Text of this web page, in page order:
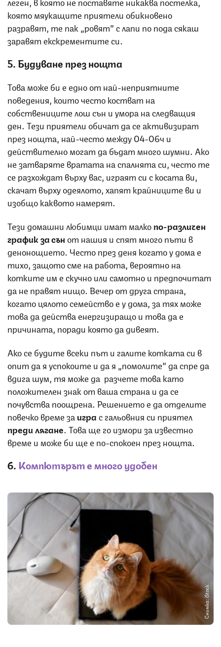
която мяукащите приятели обикновено
разравят, те пак „ровят” с лапи по пода сякаш
заравят екскрементите си.
5. Будуване през нощта
Това може би е едно от най-неприятните
поведения, които често костват на
собствениците лош сън и умора на следващия
ден. Тези приятели обичат да се активизират
през нощта, най-често между 04-06ч и
действително могат да бъдат много шумни. Ако
не затваряте вратата на спалнята си, често те
се разхождат върху вас, играят си с косата ви,
скачат върху одеялото, хапят крайниците ви и
изобщо каквото намерят.
Тези домашни любимци имат малкопо-различен
график за сънот нашия и спят много пъти в
денонощието. Често през деня когато у дома е
тихо, защото сме на работа, вероятно на
котките им е скучно или самотно и предпочитат
да не правят нищо. Вечер от друга страна,
когато цялото семейство е у дома, за тях може
това да действа енергизиращо и това да е
причината, поради която да дивеят.
Ако се будите всеки път и галите котката си в
опит да я успокоите и да я „помолите” да спре да
вдига шум, тя може да разчете това като
положителен знак от ваша страна и да се
почувства поощрена. Решението е да отделите
повечко време за играс гальовния си приятел
преди лягане. Това ще го измори за известно
време и може би ще е по-спокоен през нощта.
6. Компютърът е много удобен
Снимка: iStock